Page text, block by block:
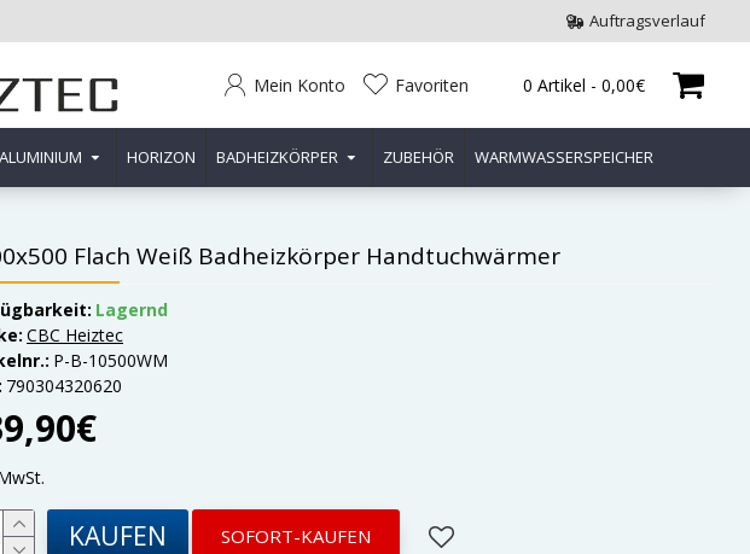
Auftragsverlauf
Mein Konto Favoriten 0 Artikel - 0,00€
ALUMINIUM HORIZON BADHEIZKÖRPER ZUBEHÖR WARMWASSERSPEICHER
Flach Weiß Badheizkörper Handtuchwärmer
Lagernd
CBC Heiztec
P-B-10500WM
790304320620
KAUFEN SOFORT-KAUFEN